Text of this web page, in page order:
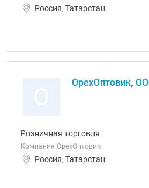
Россия, Татарстан
ОрехОптовик,
Розничная торговля
Компания ОрехОптовик
Россия, Татарстан